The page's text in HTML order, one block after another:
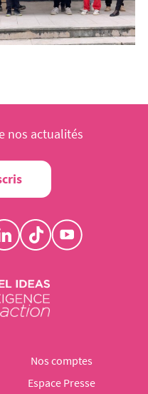
nos actualités
Nos comptes
Espace Presse